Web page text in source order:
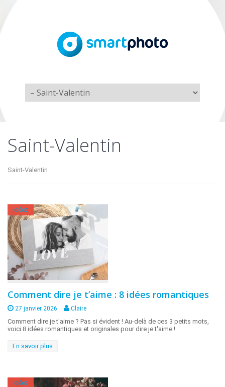
Saint-Valentin
Saint-Valentin
Idées
Comment dire je t’aime : 8 idées romantiques
27 janvier 2026 Claire
Comment dire je t'aime ? Pas si évident ! Au-delà de ces 3 petits mots,
voici 8 idées romantiques et originales pour dire je t'aime !
En savoir plus
Idées